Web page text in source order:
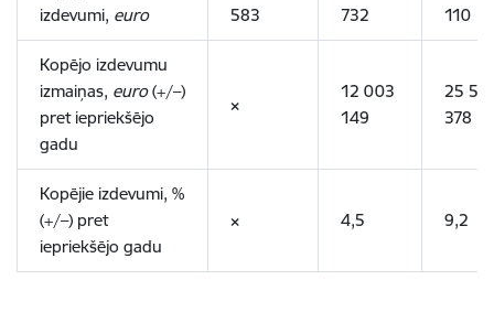
izdevumi, euro
583
732
110
Kopējo izdevumu
izmaiņas, euro(+/–)
pret iepriekšējo
gadu
×
12 003
149
25
378
Kopējie izdevumi, %
(+/–) pret
iepriekšējo gadu
× 4,5 9,2